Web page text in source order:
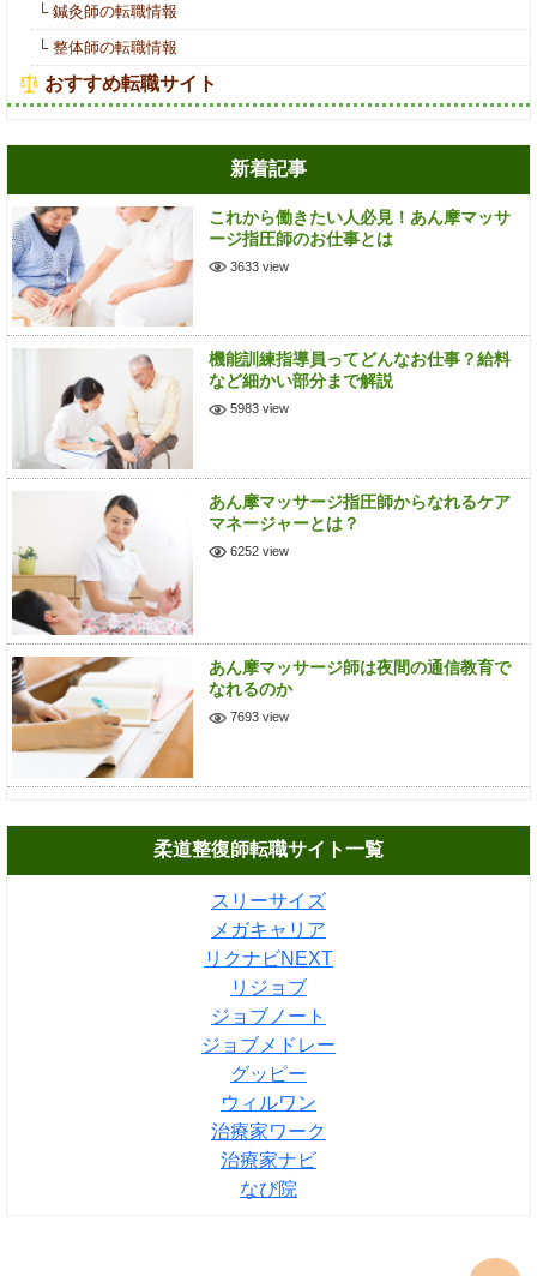
└ 鍼灸師の転職情報
└ 整体師の転職情報
おすすめ転職サイト
新着記事
これから働きたい人必見！あん摩マッサ
ージ指圧師のお仕事とは
3633 view
機能訓練指導員ってどんなお仕事？給料
など細かい部分まで解説
5983 view
あん摩マッサージ指圧師からなれるケア
マネージャーとは？
6252 view
あん摩マッサージ師は夜間の通信教育で
なれるのか
7693 view
柔道整復師転職サイト一覧
スリーサイズ
メガキャリア
リクナビNEXT
リジョブ
ジョブノート
ジョブメドレー
グッピー
ウィルワン
治療家ワーク
治療家ナビ
なび院